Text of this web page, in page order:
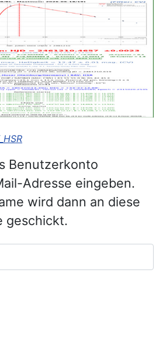
Benutzerkonto
Adresse eingeben.
wird dann an diese
geschickt.